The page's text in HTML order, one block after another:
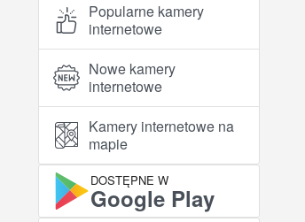
Popularne kamery
internetowe
Nowe kamery
internetowe
Kamery internetowe na
mapie
DOSTĘPNE W
Google Play